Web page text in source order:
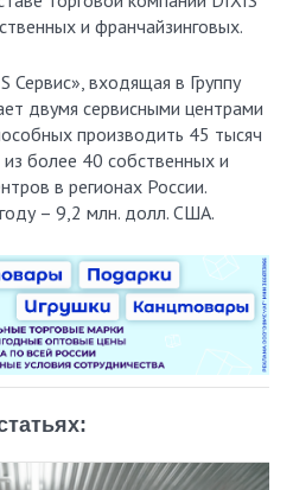
и франчайзинговых.
Сервис», входящая в Группу
двумя сервисными центрами
производить 45 тысяч
более 40 собственных и
в регионах России.
– 9,2 млн. долл. США.